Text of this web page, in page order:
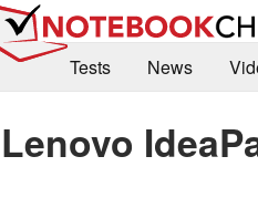
Tests
News
Lenovo